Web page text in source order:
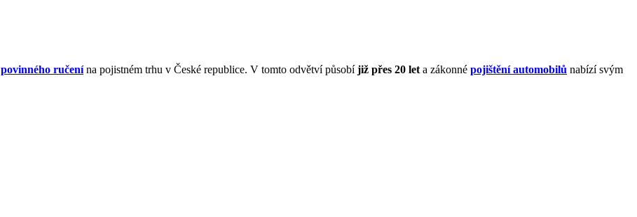
povinného ručenína pojistném trhu v České republice. V tomto odvětví působíjiž přes 20 let a zákonné pojištění automobilů nabízí svým